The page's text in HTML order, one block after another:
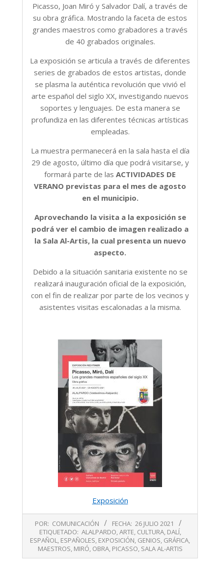
Picasso, Joan Miró y Salvador Dalí, a través de
su obra gráfica. Mostrando la faceta de estos
grandes maestros como grabadores a través
de 40 grabados originales.
La exposición se articula a través de diferentes
series de grabados de estos artistas, donde
se plasma la auténtica revolución que vivió el
arte español del siglo XX, investigando nuevos
soportes y lenguajes. De esta manera se
profundiza en las diferentes técnicas artísticas
empleadas.
La muestra permanecerá en la sala hasta el día
29 de agosto, último día que podrá visitarse, y
formará parte de las ACTIVIDADES DE
VERANO previstas para el mes de agosto
en el municipio.
Aprovechando la visita a la exposición se
podrá ver el cambio de imagen realizado a
la Sala Al-Artis, la cual presenta un nuevo
aspecto.
Debido a la situación sanitaria existente no se
realizará inauguración oficial de la exposición,
con el fin de realizar por parte de los vecinos y
asistentes visitas escalonadas a la misma.
Exposición
26
POR: COMUNICACIÓN FECHA: 26 JULIO 2021
ETIQUETADO: ALALPARDO ARTE CULTURA, DALÍ,
ESPAÑOL
ESPAÑOLES EXPOSICIÓN GENIOS GRÁFICA
MAESTROS MIRÓ OBRA, PICASSO SALA AL-ARTIS